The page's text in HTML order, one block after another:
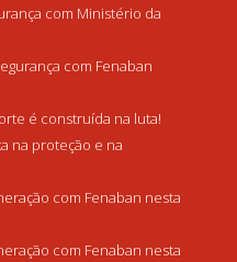
com Ministério da
com Fenaban
é construída na luta!
na proteção e na
com Fenaban nesta
com Fenaban nesta